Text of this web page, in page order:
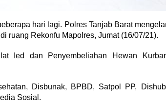
hari lagi. Polres Tanjab Barat
ruang Rekonfu Mapolres, Jumat (16/07/21).
Ied dan Penyembeliahan Hewan
Disbunak, BPBD, Satpol PP,
Sosial.